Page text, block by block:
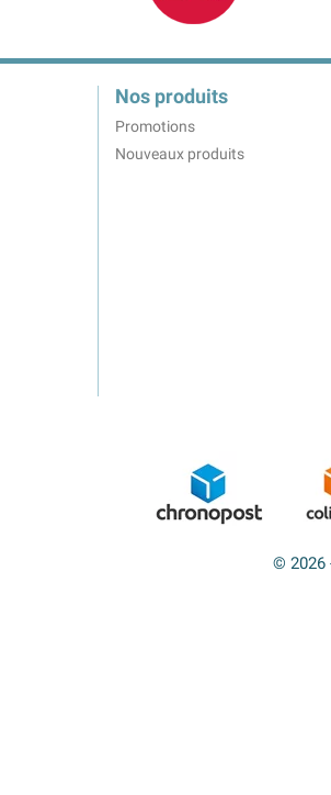
Nos produits
Promotions
Nouveaux produits
© 2026